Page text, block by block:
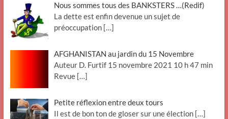
Nous sommes tous des BANKSTERS …(Redif)
La dette est enfin devenue un sujet de
préoccupation […]
AFGHANISTAN au jardin du 15 Novembre
Auteur D. Furtif 15 novembre 2021 10 h 47 min
Revue […]
Petite réflexion entre deux tours
Il est de bon ton de gloser sur une élection […]